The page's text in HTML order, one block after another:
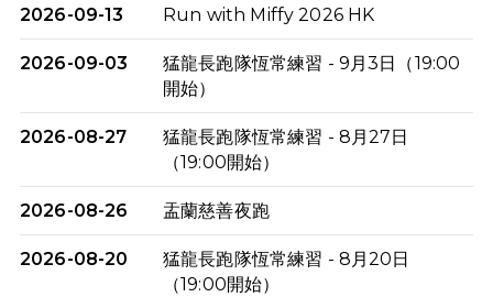
2026-09-13 Run with Miffy 2026 HK
2026-09-03
猛龍長跑隊恆常練習 - 9月3日（19:00
開始）
2026-08-27
猛龍長跑隊恆常練習 - 8月27日
（19:00開始）
2026-08-26 盂蘭慈善夜跑
2026-08-20
猛龍長跑隊恆常練習 - 8月20日
（19:00開始）